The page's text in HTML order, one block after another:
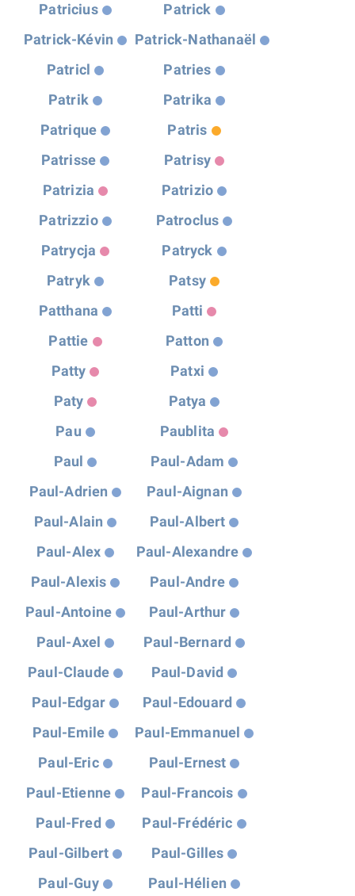
Patricius
Patrick
Patrick-Kévin
Patrick-Nathanaël
Patricl
Patries
Patrik
Patrika
Patrique
Patris
Patrisse
Patrisy
Patrizia
Patrizio
Patrizzio
Patroclus
Patrycja
Patryck
Patryk
Patsy
Patthana
Patti
Pattie
Patton
Patty
Patxi
Paty
Patya
Pau
Paublita
Paul
Paul-Adam
Paul-Adrien
Paul-Aignan
Paul-Alain
Paul-Albert
Paul-Alex
Paul-Alexandre
Paul-Alexis
Paul-Andre
Paul-Antoine
Paul-Arthur
Paul-Axel
Paul-Bernard
Paul-Claude
Paul-David
Paul-Edgar
Paul-Edouard
Paul-Emile
Paul-Emmanuel
Paul-Eric
Paul-Ernest
Paul-Etienne
Paul-Francois
Paul-Fred
Paul-Frédéric
Paul-Gilbert
Paul-Gilles
Paul-Guy
Paul-Hélien